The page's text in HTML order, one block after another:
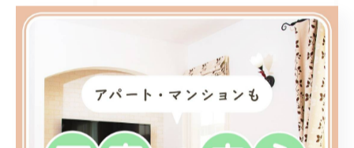
住宅内装
リノベーション
ペット
デザイン